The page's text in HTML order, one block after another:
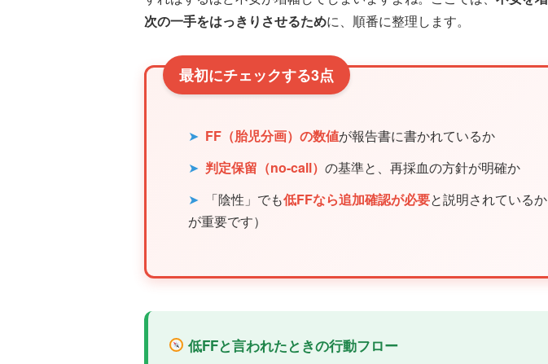
次の一手をはっきりさせるために、順番に整理します。
最初にチェックする3点
➤ FF（胎児分画）の数値が報告書に書かれているか
➤ 判定保留（no-call） の基準と、再採血の方針が明確か
➤
「陰性」でも低FFなら追加確認が必要と説明されている
が重要です）
低FFと言われたときの行動フロー